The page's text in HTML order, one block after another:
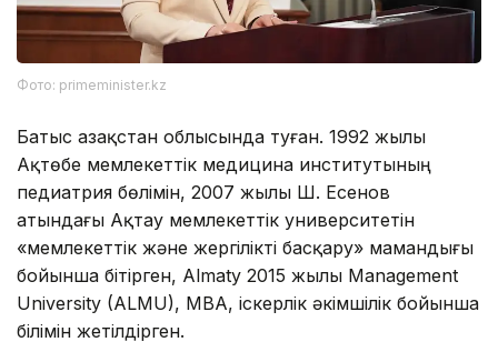
Фото: primeminister.kz
Батыс Қазақстан облысында туған. 1992 жылы
Ақтөбе мемлекеттік медицина институтының
педиатрия бөлімін, 2007 жылы Ш. Есенов
атындағы Ақтау мемлекеттік университетін
«мемлекеттік және жергілікті басқару» мамандығы
бойынша бітірген, Almaty 2015 жылы Management
University (ALMU), МВА, іскерлік әкімшілік бойынша
білімін жетілдірген.